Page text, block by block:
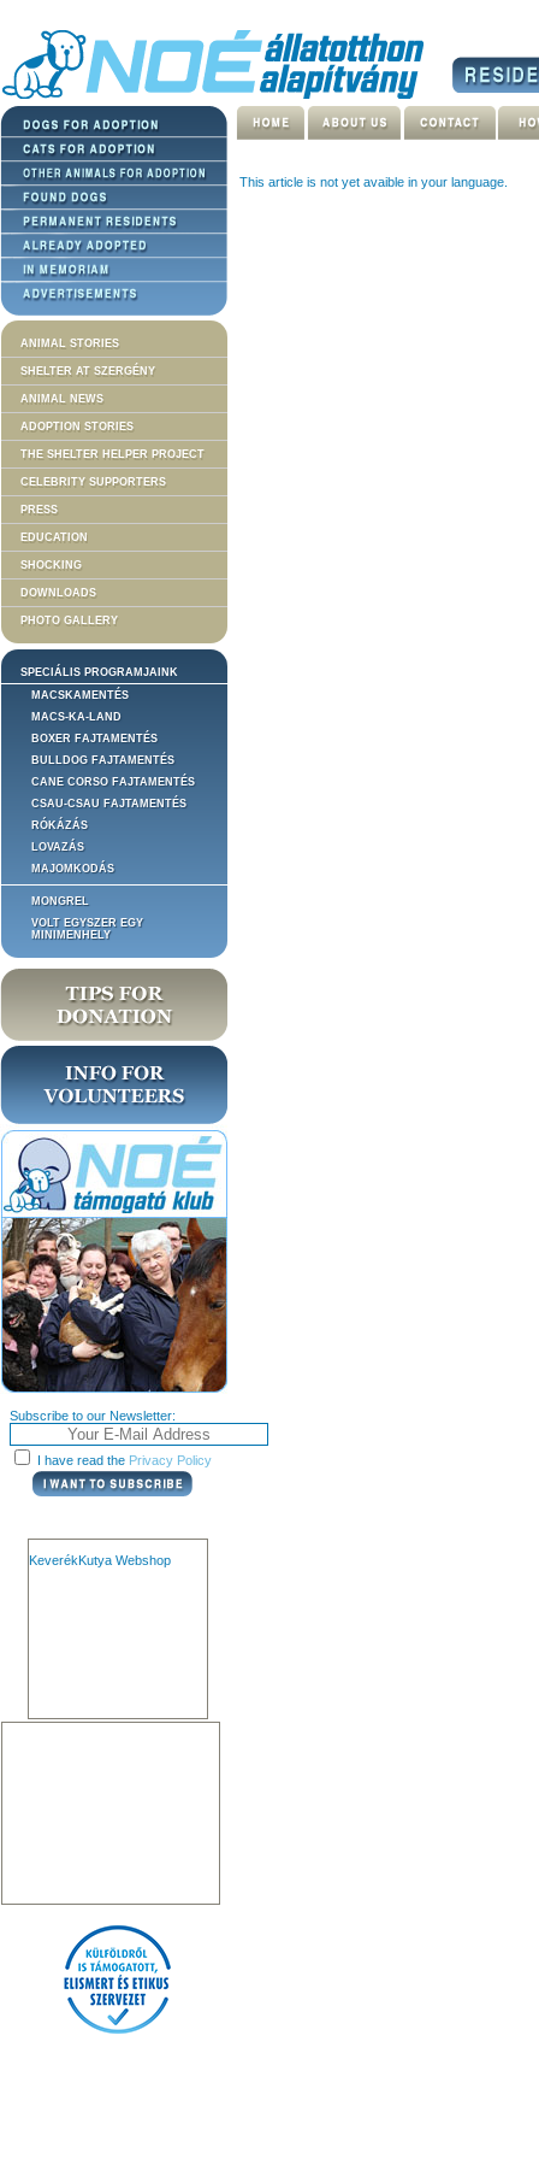
ANIMAL STORIES
SHELTER AT SZERGÉNY
ANIMAL NEWS
ADOPTION STORIES
THE SHELTER HELPER PROJECT
CELEBRITY SUPPORTERS
PRESS
EDUCATION
SHOCKING
DOWNLOADS
PHOTO GALLERY
SPECIÁLIS PROGRAMJAINK
MACSKAMENTÉS
MACS-KA-LAND
BOXER FAJTAMENTÉS
BULLDOG FAJTAMENTÉS
CANE CORSO FAJTAMENTÉS
CSAU-CSAU FAJTAMENTÉS
RÓKÁZÁS
LOVAZÁS
MAJOMKODÁS
MONGREL
VOLT EGYSZER EGY
MINIMENHELY
Subscribe to our Newsletter:
I have read the Privacy Policy
KeverékKutya Webshop
This article is not yet avaible in your language.